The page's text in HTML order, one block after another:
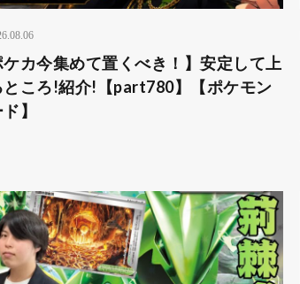
ケカ今集めて置くべき！】安定して上
ところ!紹介!【part780】【ポケモン
】